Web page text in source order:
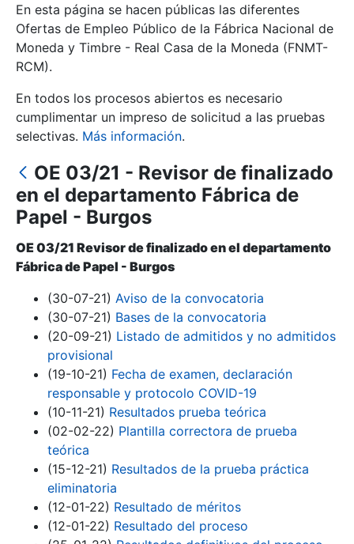
Mostrar/Ocultar
Mostrar/Ocultar
Mostrar/Ocultar
En esta página se hacen públicas las diferentes
Ofertas de Empleo Público de la Fábrica Nacional de
Moneda y Timbre - Real Casa de la Moneda (FNMT-
RCM).
En todos los procesos abiertos es necesario
cumplimentar un impreso de solicitud a las pruebas
selectivas. Más información.
OE 03/21 - Revisor de finalizado
en el departamento Fábrica de
Papel - Burgos
OE 03/21 Revisor de finalizado en el departamento
Fábrica de Papel - Burgos
(30-07-21) Aviso de la convocatoria
(30-07-21) Bases de la convocatoria
(20-09-21) Listado de admitidos y no admitidos
provisional
(19-10-21) Fecha de examen, declaración
responsable y protocolo COVID-19
(10-11-21) Resultados prueba teórica
(02-02-22) Plantilla correctora de prueba
teórica
(15-12-21) Resultados de la prueba práctica
eliminatoria
(12-01-22) Resultado de méritos
(12-01-22) Resultado del proceso